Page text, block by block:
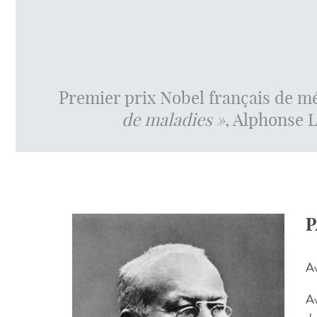
Premier prix Nobel français de
de maladies », Alphonse